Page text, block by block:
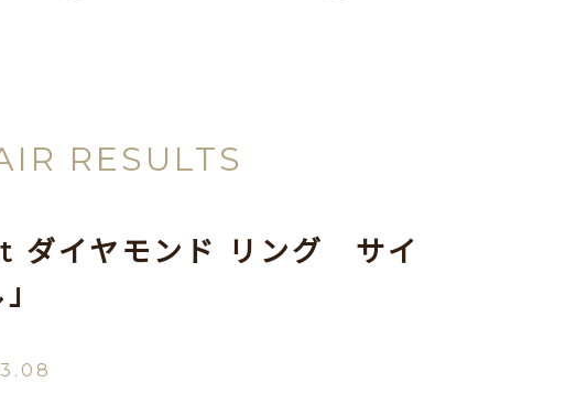
RESULTS
ダイヤモンド リング サイ